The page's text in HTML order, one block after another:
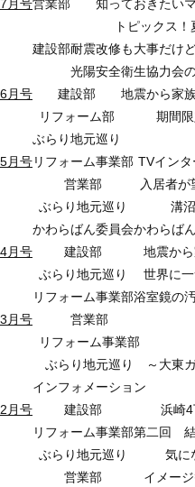
7月号営業部
知っておきたい
トピックス！
建設部耐震改修も大事だけ
光陽安全衛生協力会
6月号
建設部
地震から家
リフォーム部
期間
ぶらり地元巡り
5月号リフォーム事業部 TVイン
営業部
入居者が
ぶらり地元巡り
溝
かわらばん委員会かわらば
4月号
建設部
地震か
ぶらり地元巡り
世界に
リフォーム事業部浴室鏡の
3月号
営業部
リフォーム事業部
ぶらり地元巡り
～大東
インフォメーション
2月号
建設部
浜崎
リフォーム事業部第二回 結
ぶらり地元巡り
気に
営業部
イメー